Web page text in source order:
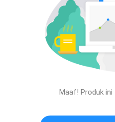
Maaf! Produk